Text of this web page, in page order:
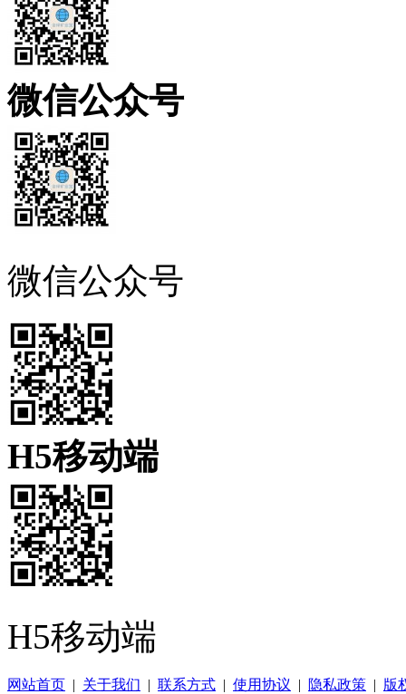
微信公众号
微信公众号
H5移动端
H5移动端
网站首页 | 关于我们 | 联系方式 | 使用协议 | 隐私政策 | 版